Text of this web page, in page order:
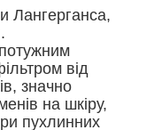
Лангерганса,
від
значно
на шкіру,
пухлинних